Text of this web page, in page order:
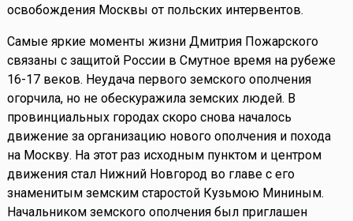
освобождения Москвы от польских интервентов.
Самые яркие моменты жизни Дмитрия Пожарского
связаны с защитой России в Смутное время на рубеже
16-17 веков. Неудача первого земского ополчения
огорчила, но не обескуражила земских людей. В
провинциальных городах скоро снова началось
движение за организацию нового ополчения и похода
на Москву. На этот раз исходным пунктом и центром
движения стал Нижний Новгород во главе с его
знаменитым земским старостой Кузьмою Мининым.
Начальником земского ополчения был приглашен